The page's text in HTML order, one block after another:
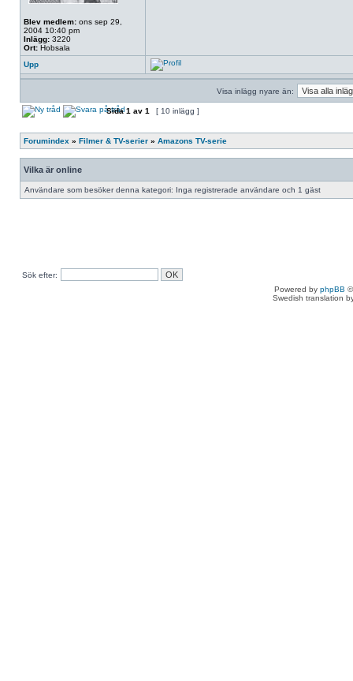
Blev medlem: ons sep 29,
2004 10:40 pm
Inlägg: 3220
Ort: Hobsala
Upp
Visa inlägg nyare än:
Sida1 av 1 [ 10 inlägg ]
Forumindex » Filmer & TV-serier » Amazons TV-serie
Vilka är online
Användare som besöker denna kategori: Inga registrerade användare och 1 gäst
Sök efter:
Powered by phpBB
Swedish translation